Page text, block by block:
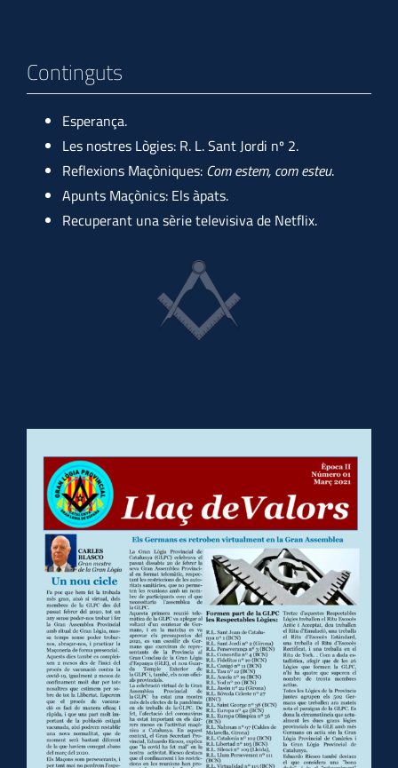
Continguts
Esperança.
Les nostres Lògies: R. L. Sant Jordi nº 2.
Reflexions Maçòniques: Com estem, com esteu.
Apunts Maçònics: Els àpats.
Recuperant una sèrie televisiva de Netflix.